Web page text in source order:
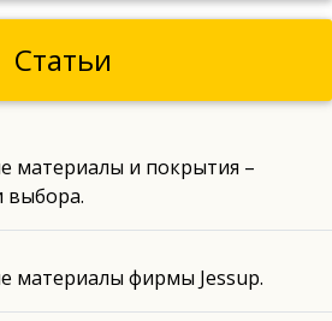
Статьи
материалы и покрытия –
выбора.
материалы фирмы Jessup.